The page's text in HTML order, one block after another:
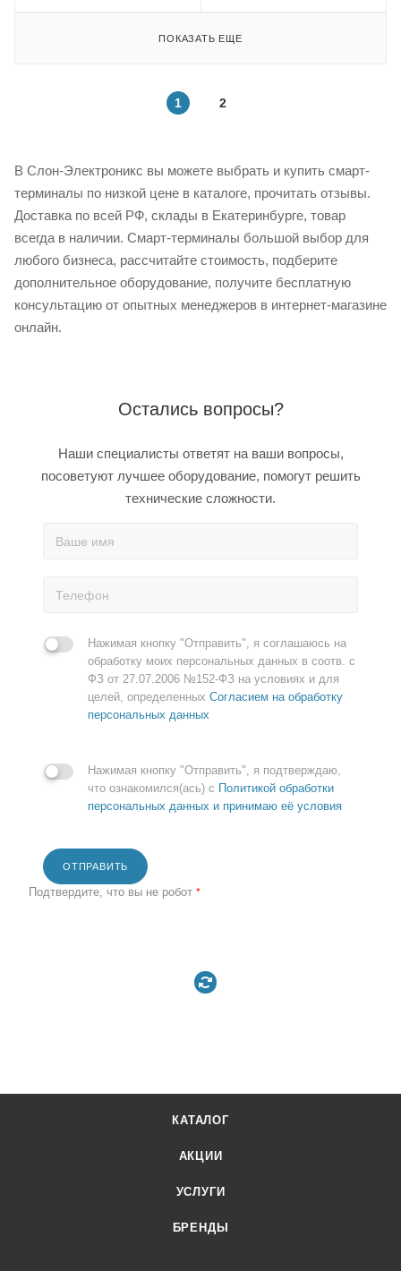
ПОКАЗАТЬ ЕЩЕ
1 2
В Слон-Электроникс вы можете выбрать и купить смарт-
терминалы по низкой цене в каталоге, прочитать отзывы.
Доставка по всей РФ, склады в Екатеринбурге, товар
всегда в наличии. Смарт-терминалы большой выбор для
любого бизнеса, рассчитайте стоимость, подберите
дополнительное оборудование, получите бесплатную
консультацию от опытных менеджеров в интернет-магазине
онлайн.
Остались вопросы?
Наши специалисты ответят на ваши вопросы,
посоветуют лучшее оборудование, помогут решить
технические сложности.
Нажимая кнопку "Отправить", я соглашаюсь на
обработку моих персональных данных в соотв. с
ФЗ от 27.07.2006 №152-ФЗ на условиях и для
целей, определенных Согласием на обработку
персональных данных
Нажимая кнопку "Отправить", я подтверждаю,
что ознакомился(ась) с Политикой обработки
персональных данных и принимаю её условия
ОТПРАВИТЬ
Подтвердите, что вы не робот *
КАТАЛОГ
АКЦИИ
УСЛУГИ
БРЕНДЫ